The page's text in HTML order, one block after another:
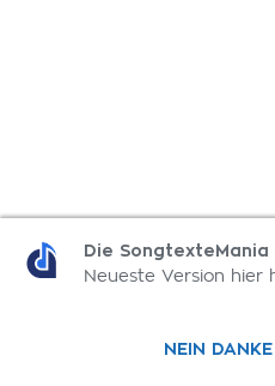
Die
Neueste Version hier
NEIN DANKE